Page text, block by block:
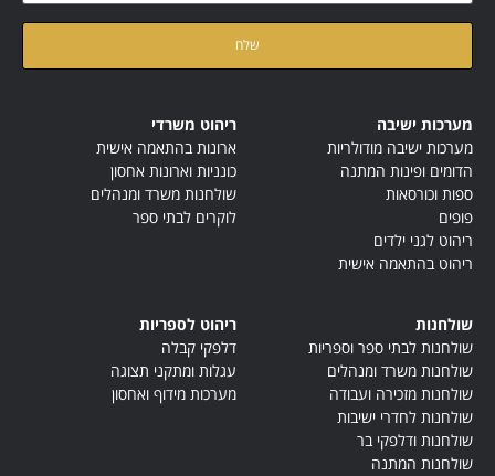
מדיניות הפרטיות
מערכות ישיבה
מערכות ישיבה מודולריות
הדומים ופינות המתנה
ספות וכורסאות
פופים
ריהוט לגני ילדים
ריהוט בהתאמה אישית
ריהוט משרדי
ארונות בהתאמה אישית
כונניות וארונות אחסון
שולחנות משרד ומנהלים
לוקרים לבתי ספר
שולחנות
שולחנות לבתי ספר וספריות
שולחנות משרד ומנהלים
שולחנות מזכירה ועבודה
שולחנות לחדרי ישיבות
שולחנות ודלפקי בר
שולחנות המתנה
ריהוט לספריות
דלפקי קבלה
עגלות ומתקני תצוגה
מערכות מידוף ואחסון